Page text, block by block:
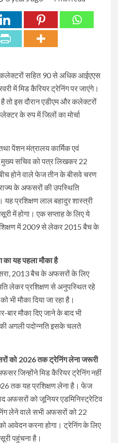
सहित 90 से अधिक आईएएस
में मिड कैरियर ट्रेनिंग पर जाएंगे।
तो इस दौरान एडीएम और कलेक्टरों
के रुप में जिलों का मोर्चा
पेंशन मंत्रालय कार्मिक एवं
मुख्य सचिव को पत्र लिखकर 22
होने वाले फेज तीन के बीसवे चरण
के अफसरों की उपस्थिति
यह प्रशिक्षण लाल बहादुर शास्त्री
में होगा। एक सप्ताह के लिए ये
में 2009 से लेकर 2015 बैच के
यह पहला मौका है
2013 बैच के अफसरों के लिए
लेकर प्रशिक्षण से अनुपस्थित रहे
मौका दिया जा रहा है।
मौका दिए जाने के बाद भी
अगली पदोन्नति इसके चलते
को 2026 तक ट्रेनिंग लेना जरूरी
जिन्होंने मिड कैरियर ट्रेनिंग नहीं
तक यह प्रशिक्षण लेना है। फेज
अफसरों को जूनियर एडमिनिस्ट्रेटिव
लेने वाले सभी अफसरों को 22
आवेदन करना होगा। ट्रेनिंग के लिए
पहुंचना है।